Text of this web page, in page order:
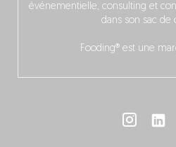
événementielle, consulting et
dans son sac de
Fooding® est une